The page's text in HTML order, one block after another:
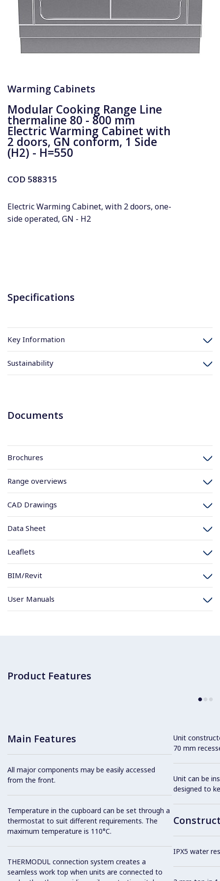
Warming Cabinets
Modular Cooking Range Line
thermaline 80 - 800 mm
Electric Warming Cabinet with
2 doors, GN conform, 1 Side
(H2) - H=550
COD 588315
Electric Warming Cabinet, with 2 doors, one-
side operated, GN - H2
Specifications
Key Information
Sustainability
Documents
Brochures
Range overviews
CAD Drawings
Data Sheet
Leaflets
BIM/Revit
User Manuals
Product Features
Main Features
All major components may be easily accessed
from the front.
Temperature in the cupboard can be set through a
thermostat to suit different requirements. The
maximum temperature is 110°C.
THERMODUL connection system creates a
seamless work top when units are connected to
Unit
70 mm
Unit can be
designed to
IPX5 water